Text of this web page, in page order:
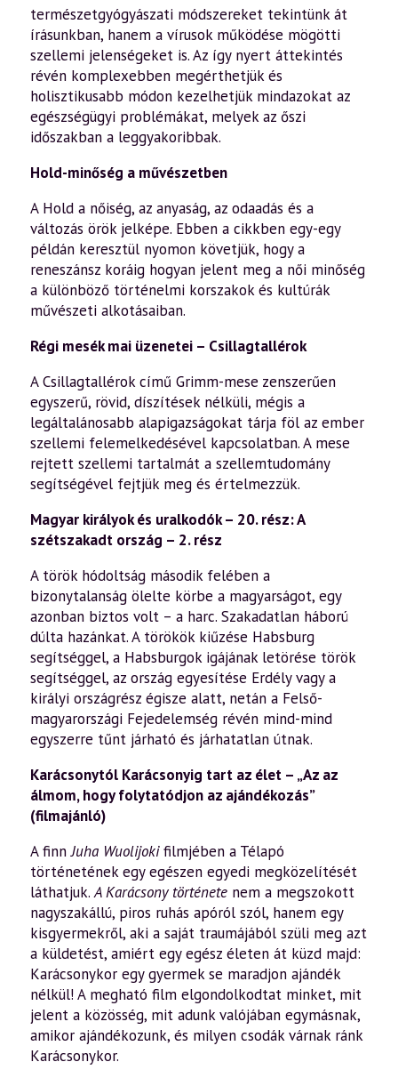
természetgyógyászati módszereket tekintünk át
írásunkban, hanem a vírusok működése mögötti
szellemi jelenségeket is. Az így nyert áttekintés
révén komplexebben megérthetjük és
holisztikusabb módon kezelhetjük mindazokat az
egészségügyi problémákat, melyek az őszi
időszakban a leggyakoribbak.
Hold-minőség a művészetben
A Hold a nőiség, az anyaság, az odaadás és a
változás örök jelképe. Ebben a cikkben egy-egy
példán keresztül nyomon követjük, hogy a
reneszánsz koráig hogyan jelent meg a női minőség
a különböző történelmi korszakok és kultúrák
művészeti alkotásaiban.
Régi mesék mai üzenetei – Csillagtallérok
A Csillagtallérok című Grimm-mese zenszerűen
egyszerű, rövid, díszítések nélküli, mégis a
legáltalánosabb alapigazságokat tárja föl az ember
szellemi felemelkedésével kapcsolatban. A mese
rejtett szellemi tartalmát a szellemtudomány
segítségével fejtjük meg és értelmezzük.
Magyar királyok és uralkodók – 20. rész: A
szétszakadt ország – 2. rész
A török hódoltság második felében a
bizonytalanság ölelte körbe a magyarságot, egy
azonban biztos volt – a harc. Szakadatlan háború
dúlta hazánkat. A törökök kiűzése Habsburg
segítséggel, a Habsburgok igájának letörése török
segítséggel, az ország egyesítése Erdély vagy a
királyi országrész égisze alatt, netán a Felső-
magyarországi Fejedelemség révén mind-mind
egyszerre tűnt járható és járhatatlan útnak.
Karácsonytól Karácsonyig tart az élet – „Az az
álmom, hogy folytatódjon az ajándékozás”
(filmajánló)
A finnJuha Wuolijokifilmjében a Télapó
történetének egy egészen egyedi megközelítését
láthatjuk.A Karácsony története nem a megszokott
nagyszakállú, piros ruhás apóról szól, hanem egy
kisgyermekről, aki a saját traumájából szüli meg azt
a küldetést, amiért egy egész életen át küzd majd:
Karácsonykor egy gyermek se maradjon ajándék
nélkül! A megható film elgondolkodtat minket, mit
jelent a közösség, mit adunk valójában egymásnak,
amikor ajándékozunk, és milyen csodák várnak ránk
Karácsonykor.